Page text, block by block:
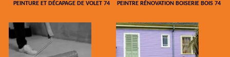
PEINTURE ET DÉCAPAGE DE VOLET 74 PEINTRE RÉNOVATION BOISERIE BOIS 74